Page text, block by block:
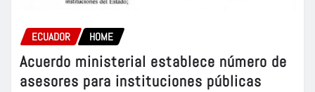
ECUADOR HOME
Acuerdo ministerial establece número de
asesores para instituciones públicas